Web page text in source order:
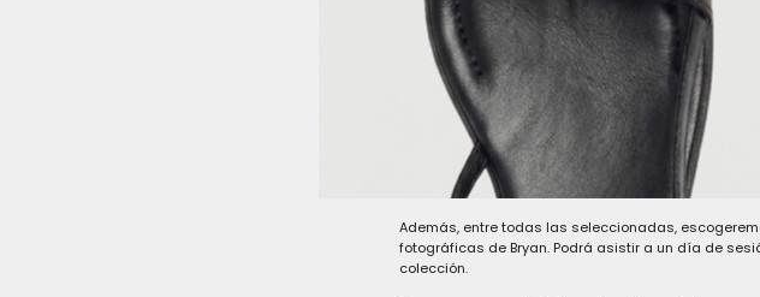
Como parte de las chicas de #BryanADDICTED
vídeos, looks, consejos, post,.. las etiquetaremos y
personalidad!
Intentaremos mostrar todos los aspectos de una
la moda!
Además, entre todas las seleccionadas,
fotográficas de Bryan. Podrá asistir a un día de
colección.